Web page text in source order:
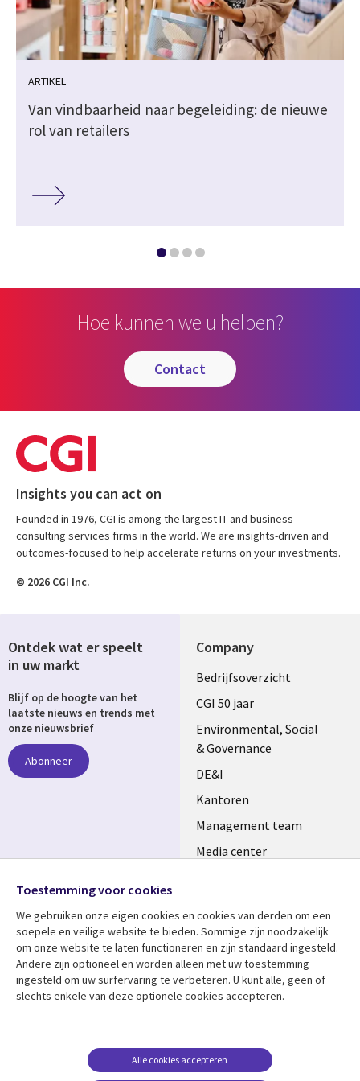
ARTIKEL
Van vindbaarheid naar begeleiding: de nieuwe
rol van retailers
Hoe kunnen we u helpen?
contact
Insights you can act on
Founded in 1976, CGI is among the largest IT and business
consulting services firms in the world. We are insights-driven and
outcomes-focused to help accelerate returns on your investments.
© 2026 CGI Inc.
Company
Useful
links
NETHERLANDS
Bedrijfsoverzicht
CGI 50 jaar
Environmental, Social
& Governance
DE&I
Kantoren
Management team
Media center
Bekijk meer
Library
NETHERLANDS
Artikelen
Support
Legal
Disclaimer
Cookie management
Ontdek wat er speelt
in uw markt
Blijf op de hoogte van het
laatste nieuws en trends met
onze nieuwsbrief
Abonneer
Media
NETHERLANDS
Toestemming voor cookies
We gebruiken onze eigen cookies en cookies van derden om een ​​
soepele en veilige website te bieden. Sommige zijn noodzakelijk
om onze website te laten functioneren en zijn standaard ingesteld.
Andere zijn optioneel en worden alleen met uw toestemming
ingesteld om uw surfervaring te verbeteren. U kunt alle, geen of
slechts enkele van deze optionele cookies accepteren.
Alle cookies accepteren